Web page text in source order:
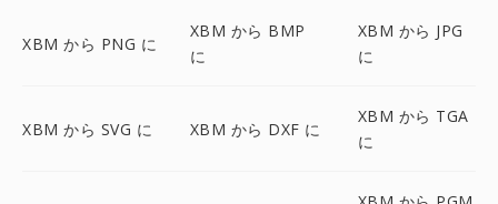
XBM から PNG に
XBM から BMP
に
XBM から JPG
に
XBM から SVG に XBM から DXF に
XBM から TGA
に